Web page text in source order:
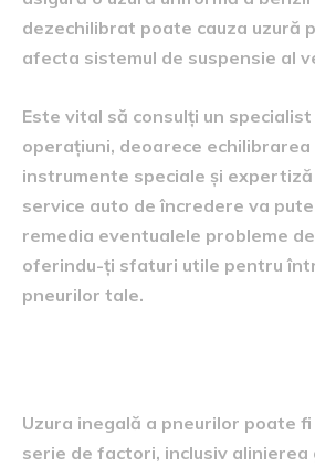
dezechilibrat poate cauza uzură
afecta sistemul de suspensie al
Este vital să consulți un
operațiuni, deoarece
instrumente speciale și expertiză
service auto de încredere va
remedia eventualele probleme
oferindu-ți sfaturi utile pentru
pneurilor tale.
Uzura inegală a pneurilor poate
serie de factori, inclusiv